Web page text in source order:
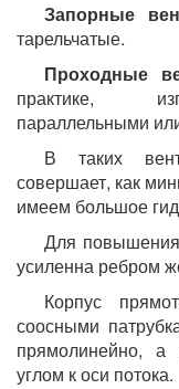
Запорные
тарельчатые.
Проходные
практике,
параллельными
В таких
совершает, как
имеем большое
Для повышения
усиленна ребром
Корпус
соосными
прямолинейно, а
углом к оси потока.